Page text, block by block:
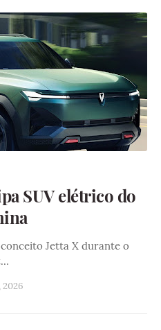
SUV elétrico do
Jetta X durante o
2026